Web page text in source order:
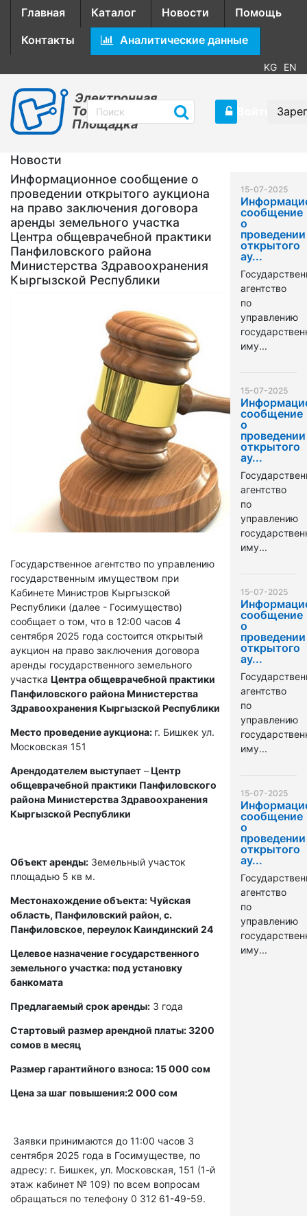
Главная Каталог Новости
Помощь
Контакты
Аналитические данные
KG EN
Электронная
Торговая
Площадка
Новости
Информационное сообщение о
проведении открытого аукциона
на право заключения договора
аренды земельного участка
Центра общеврачебной практики
Панфиловского района
Министерства Здравоохранения
Кыргызской Республики
Государственное агентство по управлению
государственным имуществом при
Кабинете Министров Кыргызской
Республики (далее - Госимущество)
сообщает о том, что в 12:00 часов 4
сентября 2025 года состоится открытый
аукцион на право заключения договора
аренды государственного земельного
участка Центра общеврачебной практики
Панфиловского района Министерства
Здравоохранения Кыргызской Республики
Место проведение аукциона: г. Бишкек ул.
Московская 151
Арендодателем выступает –Центр
общеврачебной практики Панфиловского
района Министерства Здравоохранения
Кыргызской Республики
Объект аренды: Земельный участок
площадью 5 кв м.
Местонахождение объекта: Чуйская
область, Панфиловский район, с.
Панфиловское, переулок Каиндинский 24
Целевое назначение государственного
земельного участка: под установку
банкомата
Предлагаемый срок аренды: 3 года
Стартовый размер арендной платы: 3200
сомов в месяц
Размер гарантийного взноса: 15 000 сом
Цена за шаг повышения:2 000 сом
Заявки принимаются до 11:00 часов 3
сентября 2025 года в Госимуществе, по
адресу: г. Бишкек, ул. Московская, 151 (1-й
этаж кабинет № 109) по всем вопросам
обращаться по телефону 0 312 61-49-59.
15-07-2025
сообщение
о
проведении
открытого
ау...
агентство
по
управлению
иму...
15-07-2025
сообщение
о
проведении
открытого
ау...
агентство
по
управлению
иму...
15-07-2025
сообщение
о
проведении
открытого
ау...
агентство
по
управлению
иму...
15-07-2025
сообщение
о
проведении
открытого
ау...
агентство
по
управлению
иму...